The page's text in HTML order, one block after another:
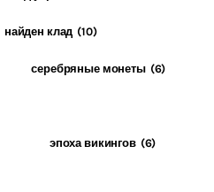
найден клад (10)
серебряные монеты (6)
эпоха викингов (6)